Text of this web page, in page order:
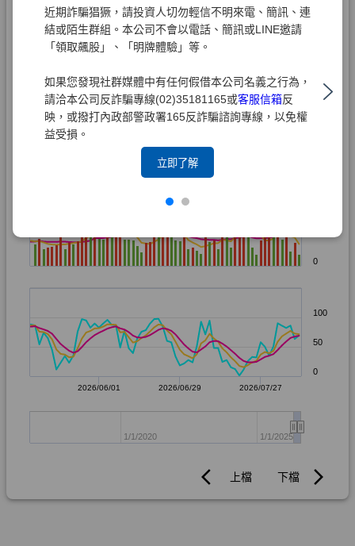
近期詐騙猖獗，請投資人切勿輕信不明來電、簡訊、連
結或陌生群組。本公司不會以電話、簡訊或LINE邀請
「領取飆股」、「明牌體驗」等。
如果您發現社群媒體中有任何假借本公司名義之行為，
請洽本公司反詐騙專線(02)35181165或客服信箱反
映，或撥打內政部警政署165反詐騙諮詢專線，以免權
益受損。
立即了解